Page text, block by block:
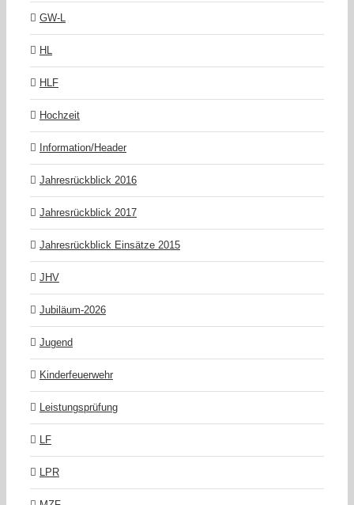
GW-L
HL
HLF
Hochzeit
Information/Header
Jahresrückblick 2016
Jahresrückblick 2017
Jahresrückblick Einsätze 2015
JHV
Jubiläum-2026
Jugend
Kinderfeuerwehr
Leistungsprüfung
LF
LPR